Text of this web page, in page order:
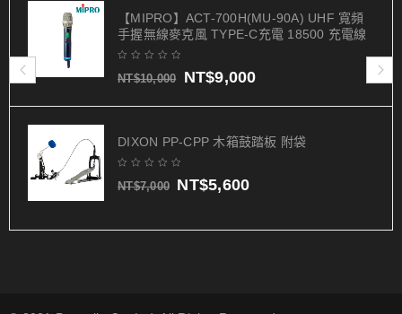
【MIPRO】ACT-700H(MU-90A) UHF 寬頻
手握無線麥克風 TYPE-C充電 18500 充電線
NT$10,000 NT$9,000
DIXON PP-CPP 木箱鼓踏板 附袋
NT$7,000 NT$5,600